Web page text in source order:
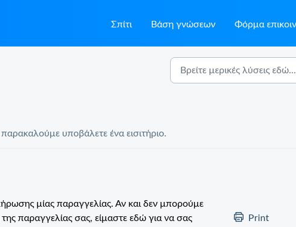
Σπίτι Βάση γνώσεων Φόρμα
υποβάλετε ένα εισιτήριο.
μίας παραγγελίας. Αν και δεν μπορούμε
παραγγελίας σας, είμαστε εδώ για να σας
Print